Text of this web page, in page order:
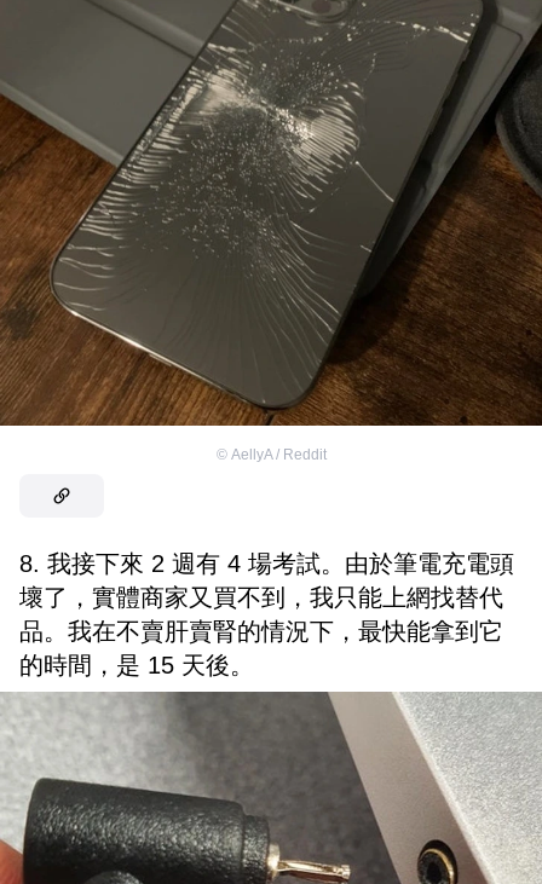
© AellyA / Reddit
8. 我接下來 2 週有 4 場考試。由於筆電充電頭
壞了，實體商家又買不到，我只能上網找替代
品。我在不賣肝賣腎的情況下，最快能拿到它
的時間，是 15 天後。